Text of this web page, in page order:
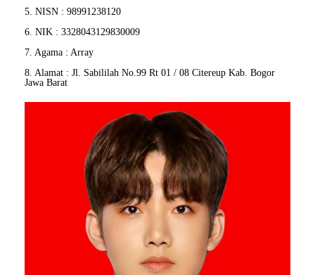
5. NISN : 98991238120
6. NIK : 3328043129830009
7. Agama : Array
8. Alamat : Jl. Sabililah No.99 Rt 01 / 08 Citereup Kab. Bogor
Jawa Barat